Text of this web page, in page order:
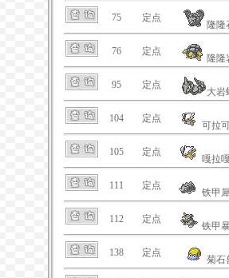
75 定点
隆隆
76 定点
隆隆
95 定点
大岩
104 定点
可拉
105 定点
嘎拉
111 定点
铁甲
112 定点
铁甲
138 定点
菊石